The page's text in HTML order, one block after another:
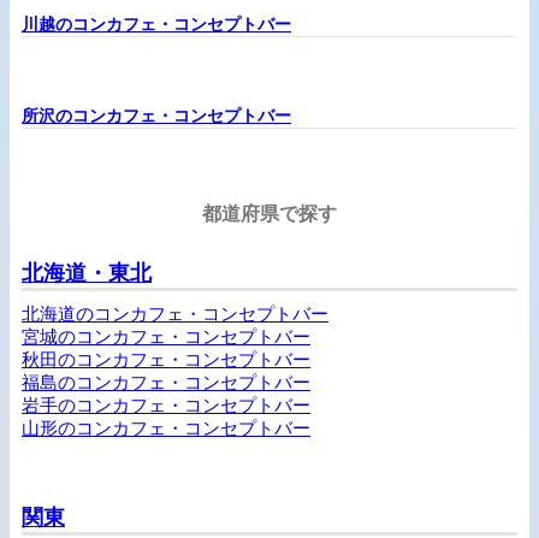
川越のコンカフェ・コンセプトバー
所沢のコンカフェ・コンセプトバー
都道府県で探す
北海道・東北
北海道のコンカフェ・コンセプトバー
宮城のコンカフェ・コンセプトバー
秋田のコンカフェ・コンセプトバー
福島のコンカフェ・コンセプトバー
岩手のコンカフェ・コンセプトバー
山形のコンカフェ・コンセプトバー
関東